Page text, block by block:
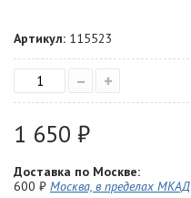
Артикул: 115523
– +
1 650 ₽
Доставка по Москве:
600 ₽ Москва, в пределах МКАД